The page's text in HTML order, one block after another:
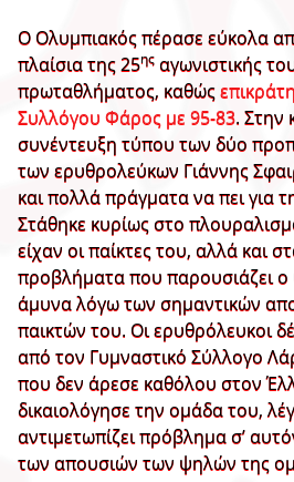
Ο Ολυμπιακός πέρασε εύκολα
πλαίσια της 25ηςαγωνιστικής
πρωταθλήματος, καθώς
Συλλόγου Φάρος με 95-83. Στην
συνέντευξη τύπου των δύο
των ερυθρολεύκων Γιάννης
και πολλά πράγματα να πει για
Στάθηκε κυρίως στο
είχαν οι παίκτες του, αλλά και
προβλήματα που παρουσιάζει
άμυνα λόγω των σημαντικών
παικτών του. Οι ερυθρόλευκοι
από τον Γυμναστικό Σύλλογο
που δεν άρεσε καθόλου στον
δικαιολόγησε την ομάδα του,
αντιμετωπίζει πρόβλημα σ’
των απουσιών των ψηλών της